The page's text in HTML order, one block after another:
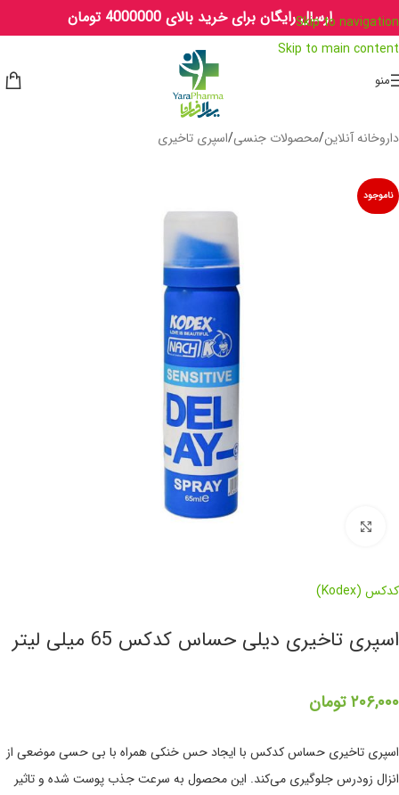
Skip to navigation
Skip to main content
ارسال رایگان برای خرید بالای 4000000 تومان
منو
داروخانه آنلاین/محصولات جنسی/اسپری تاخیری
ناموجود
کدکس (Kodex)
اسپری تاخیری دیلی حساس کدکس 65 میلی لیتر
۲۰۶,۰۰۰ تومان
اسپری تاخیری حساس کدکس با ایجاد حس خنکی همراه با بی حسی موضعی از
انزال زودرس جلوگیری می‌کند. این محصول به سرعت جذب پوست شده و تاثیر